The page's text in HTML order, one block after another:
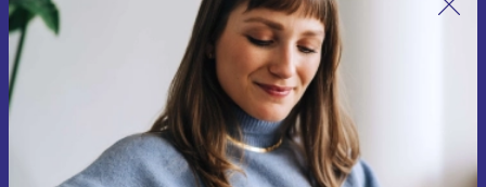
Subscreve a nossa newsletter pela
primeira vez e poupa 15€!
Não percas mais nenhuma oferta.